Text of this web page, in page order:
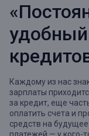
Каждому из нас
зарплаты
за кредит, еще
оплатить счета и
средств на